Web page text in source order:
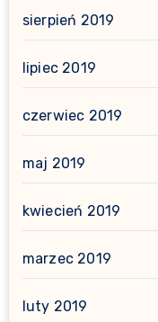
sierpień 2019
lipiec 2019
czerwiec 2019
maj 2019
kwiecień 2019
marzec 2019
luty 2019